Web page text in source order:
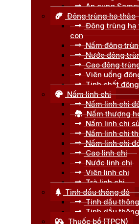
An cung
Đông trùng hạ thảo
Đông trùng hạ
con
Nấm đông
Nước đông
Cao đông
Viên uống
Tinh chất
Nấm linh chi
Nấm linh chi
Nấm thượng
Nấm linh chi
Nấm linh chi
Nấm linh chi
Cao linh chi
Nước linh chi
Viên linh chi
Trà linh chi
Tinh dầu thông đỏ
Tinh dầu
Tinh dầu
Thuốc bổ (TPCN)